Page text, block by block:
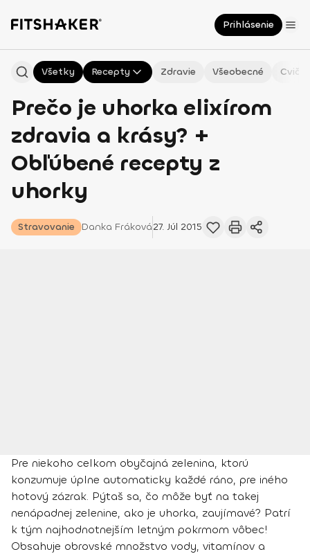
Prihlásenie
Všetky Recepty Zdravie Všeobecné
Prečo je uhorka elixírom
zdravia a krásy? +
Obľúbené recepty z
uhorky
Stravovanie Danka Fráková27. Júl 2015
Pre niekoho celkom obyčajná zelenina, ktorú
konzumuje úplne automaticky každé ráno, pre iného
hotový zázrak. Pýtaš sa, čo môže byť na takej
nenápadnej zelenine, ako je uhorka, zaujímavé? Patrí
k tým najhodnotnejším letným pokrmom vôbec!
Obsahuje obrovské množstvo vody, vitamínov a